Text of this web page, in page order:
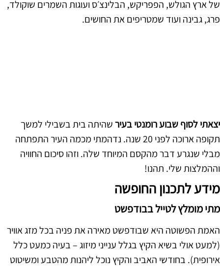
של ארץ הגולש, הפפריקש, הבלינצ׳ס ועוגות השמרים שוקולד,
פרג, גבינה ועוד שמטריפים את החושים.
יצאתי לסוף שבוע רומנטי בעירשהיתה בית בשבילי למשך
תקופה ארוכה לפני 20 שנה. נדהמתי מכמה העיר התפתחה
מבלי שנגרע דבר מהקסם המיוחד שלה. וזהו סיכום החוויה
וההמלצות שלי. תהנו!
מידע לתכנון החופשה
מתי מומלץ לטייל בבודפשט
האמת הפשוטה היא שבודפשט מאירה את פניה בכל מזג אוויר
(למעט אולי בשיא הקיץ בגלל ענייני מיזוג – בעיה כמעט כלל
אירופית). בחודשי האביב והקיץ נוכל ליהנות מהטבע ומשיטוט